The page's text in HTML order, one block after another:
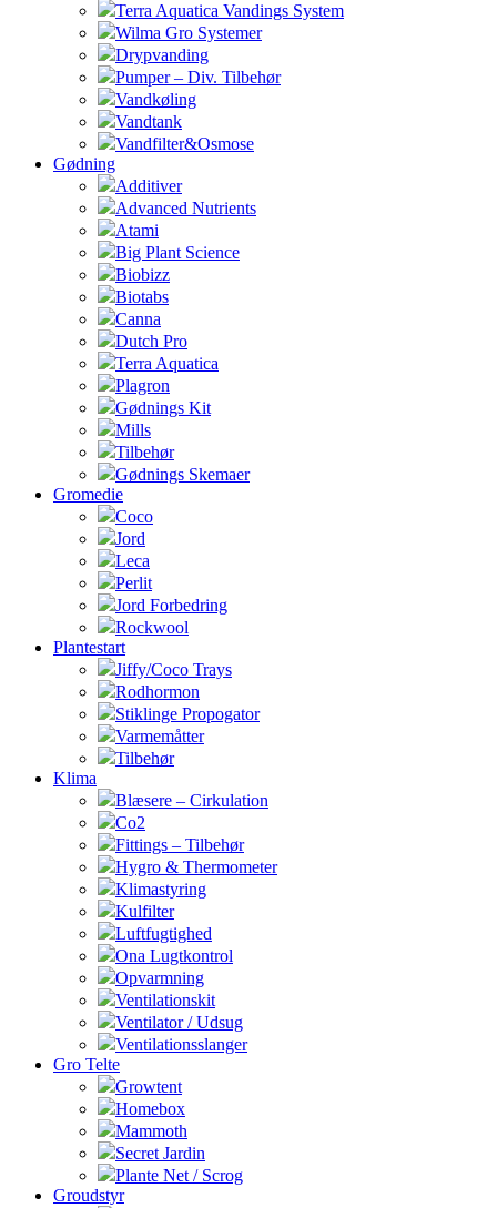
Terra Aquatica Vandings System
Wilma Gro Systemer
Drypvanding
Pumper – Div. Tilbehør
Vandkøling
Vandtank
Vandfilter&Osmose
Gødning
Additiver
Advanced Nutrients
Atami
Big Plant Science
Biobizz
Biotabs
Canna
Dutch Pro
Terra Aquatica
Plagron
Gødnings Kit
Mills
Tilbehør
Gødnings Skemaer
Gromedie
Coco
Jord
Leca
Perlit
Jord Forbedring
Rockwool
Plantestart
Jiffy/Coco Trays
Rodhormon
Stiklinge Propogator
Varmemåtter
Tilbehør
Klima
Blæsere – Cirkulation
Co2
Fittings – Tilbehør
Hygro & Thermometer
Klimastyring
Kulfilter
Luftfugtighed
Ona Lugtkontrol
Opvarmning
Ventilationskit
Ventilator / Udsug
Ventilationsslanger
Gro Telte
Growtent
Homebox
Mammoth
Secret Jardin
Plante Net / Scrog
Groudstyr